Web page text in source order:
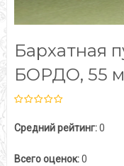
БОРДО, 55
Средний рейтинг:0
Всего оценок:0